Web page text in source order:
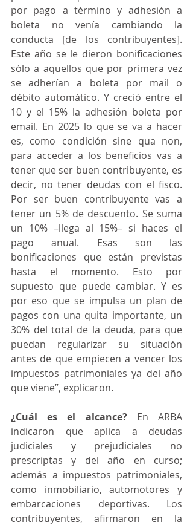
por pago a término y adhesión a
boleta no venía cambiando la
conducta [de los contribuyentes].
Este año se le dieron bonificaciones
sólo a aquellos que por primera vez
se adherían a boleta por mail o
débito automático. Y creció entre el
10 y el 15% la adhesión boleta por
email. En 2025 lo que se va a hacer
es, como condición sine qua non,
para acceder a los beneficios vas a
tener que ser buen contribuyente, es
decir, no tener deudas con el fisco.
Por ser buen contribuyente vas a
tener un 5% de descuento. Se suma
un 10% –llega al 15%– si haces el
pago anual. Esas son las
bonificaciones que están previstas
hasta el momento. Esto por
supuesto que puede cambiar. Y es
por eso que se impulsa un plan de
pagos con una quita importante, un
30% del total de la deuda, para que
puedan regularizar su situación
antes de que empiecen a vencer los
impuestos patrimoniales ya del año
que viene”, explicaron.
¿Cuál es el alcance? En ARBA
indicaron que aplica a deudas
judiciales y prejudiciales no
prescriptas y del año en curso;
además a impuestos patrimoniales,
como inmobiliario, automotores y
embarcaciones deportivas. Los
contribuyentes, afirmaron en la